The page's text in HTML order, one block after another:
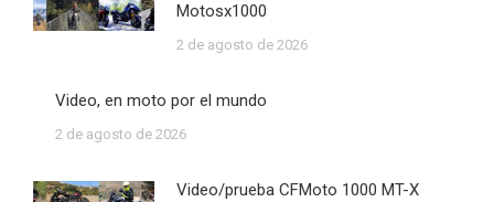
Motosx1000
2 de agosto de 2026
Video, en moto por el mundo
2 de agosto de 2026
Video/prueba CFMoto 1000 MT-X